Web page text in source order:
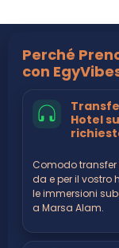
Perché
con
Hotel su
Comodo
da e per il vostro
le immersioni
a Marsa Alam.